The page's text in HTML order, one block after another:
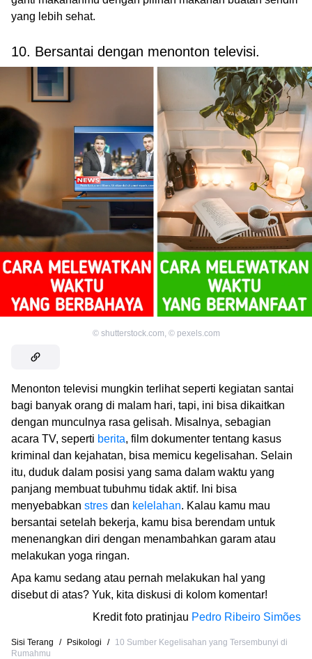
yang lebih sehat.
10. Bersantai dengan menonton televisi.
© shutterstock.com, © pexels.com
Menonton televisi mungkin terlihat seperti kegiatan santai
bagi banyak orang di malam hari, tapi, ini bisa dikaitkan
dengan munculnya rasa gelisah. Misalnya, sebagian
acara TV, seperti berita, film dokumenter tentang kasus
kriminal dan kejahatan, bisa memicu kegelisahan. Selain
itu, duduk dalam posisi yang sama dalam waktu yang
panjang membuat tubuhmu tidak aktif. Ini bisa
menyebabkan stres dan kelelahan. Kalau kamu mau
bersantai setelah bekerja, kamu bisa berendam untuk
menenangkan diri dengan menambahkan garam atau
melakukan yoga ringan.
Apa kamu sedang atau pernah melakukan hal yang
disebut di atas? Yuk, kita diskusi di kolom komentar!
Kredit foto pratinjau Pedro Ribeiro Simões
Sisi Terang / Psikologi /
10 Sumber Kegelisahan yang Tersembunyi di
Rumahmu